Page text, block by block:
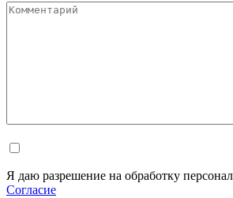
Я даю разрешение на обработку
Согласие